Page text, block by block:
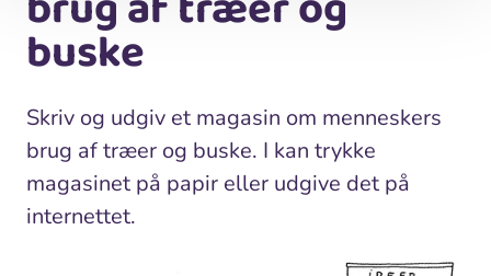
buske
Skriv og udgiv et magasin om menneskers
brug af træer og buske. I kan trykke
magasinet på papir eller udgive det på
internettet.